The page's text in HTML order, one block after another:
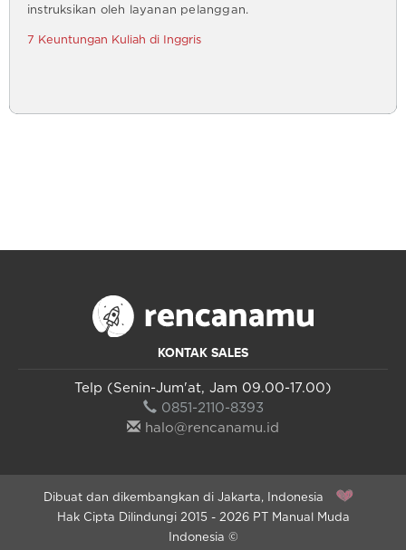
instruksikan oleh layanan pelanggan.
7 Keuntungan Kuliah di Inggris
KONTAK SALES
Telp (Senin-Jum'at, Jam 09.00-17.00)
0851-2110-8393
halo@rencanamu.id
Dibuat dan dikembangkan di Jakarta, Indonesia
Hak Cipta Dilindungi 2015 - 2026 PT Manual Muda
Indonesia ©